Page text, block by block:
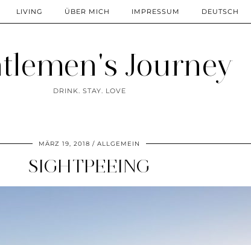
Journey
DRINK. STAY. LOVE
LIVING ÜBER MICH IMPRESSUM DEUTSCH
MÄRZ 19, 2018 ALLGEMEIN
SIGHTPEEING